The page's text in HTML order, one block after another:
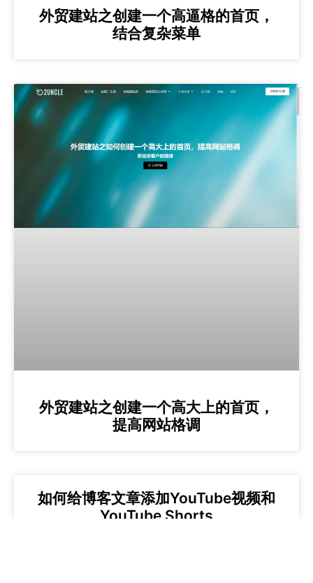
外贸建站之创建一个高逼格的首页，
结合复杂菜单
外贸建站之创建一个高大上的首页，
提高网站格调
如何给博客文章添加YouTube视频和
YouTube Shorts